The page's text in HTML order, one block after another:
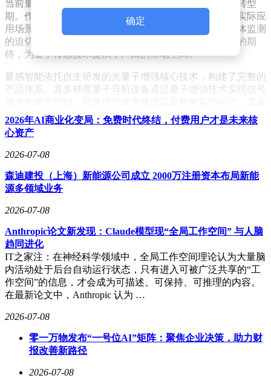
当前量子技术正处于从实验室研究向产业化应用的关键转型
期。作为量子信息三大方向之一，量子传感因其更贴近实际应
用场景，成为技术落地最快的领域。电力行业对痕量气体监测
的迫切需求，以及惯性导航领域对高精度低成本陀螺仪的期
待，为量子传感技术提供了广阔的市场空间。
量感智能依托自主研发的光量子增强核心技术，构建了完整的
产品体系。其多梯度量子导航设备通过量子增强技术实现信号
提升了产品性能。该设备已突破国内工艺瓶颈，可应用于高端
装备、军民融合及科研领域。另一款电力量子气体监测设备则
凭借其高灵敏度和稳定性，有望打破外资品牌在高压设备监测
市场的垄断地位。
据公司副总经理陈康介绍，量感智能的技术路线以光量子增强
为核心，该技术可在室温条件下运行，具有显著的工程应用优
整技术链条。例如，其研发的微型光量子陀螺仪核心部件仅米
粒大小，却能达到导航级精度，去年已完成外场星载测试验
证。在气体监测领域，公司提出的量子增强检测方案已通过第
三方认证，相关产品已获得电网客户认可。
目前量感智能处于小批量试制阶段，已向电网公司、航天院所
等客户交付少量订单。陈康表示，公司下一步将围绕三个方面
展开布局：一是持续优化量子传感器产品，推动军民两用市场
覆盖；二是加强市场培育，通过典型应用场景复制实现业务增
市场拓展。
量子测量是量子科技产业化路径最清晰的领域之一，量感智能
确定
2026年AI商业化变局：免费时代终结，付费用户才是未来核
心资产
2026-07-08
森迪建投（上海）新能源公司成立 2000万注册资本布局新能
源多领域业务
2026-07-08
Anthropic论文新发现：Claude模型现“全局工作空间” 与人脑
趋同进化
IT之家注：在神经科学领域中，全局工作空间理论认为大量脑
内活动处于后台自动运行状态，只有进入可被广泛共享的“工
作空间”的信息，才会成为可描述、可保持、可推理的内容。
在最新论文中，Anthropic 认为 …
2026-07-08
零一万物发布“一号位AI”矩阵：聚焦企业决策，助力财
报改善新路径
2026-07-08